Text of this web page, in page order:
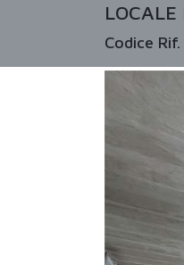
LOCALE
Codice